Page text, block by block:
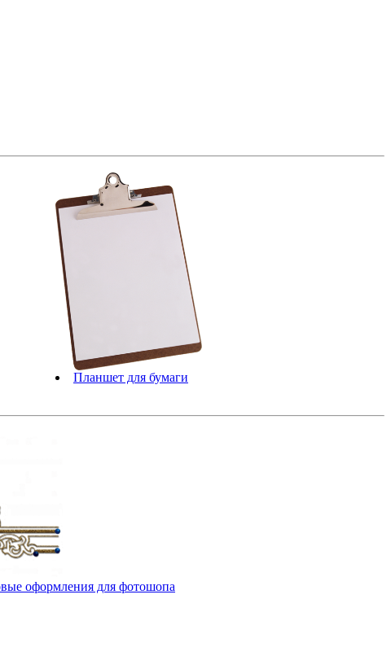
Планшет для бумаги
оформления для фотошопа